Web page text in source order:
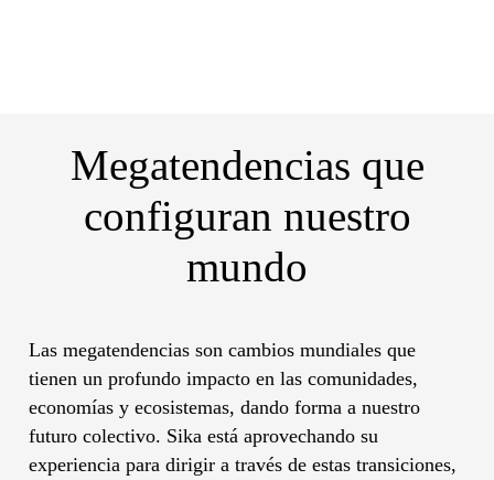
Megatendencias que
configuran nuestro
mundo
Las megatendencias son cambios mundiales que
tienen un profundo impacto en las comunidades,
economías y ecosistemas, dando forma a nuestro
futuro colectivo. Sika está aprovechando su
experiencia para dirigir a través de estas transiciones,